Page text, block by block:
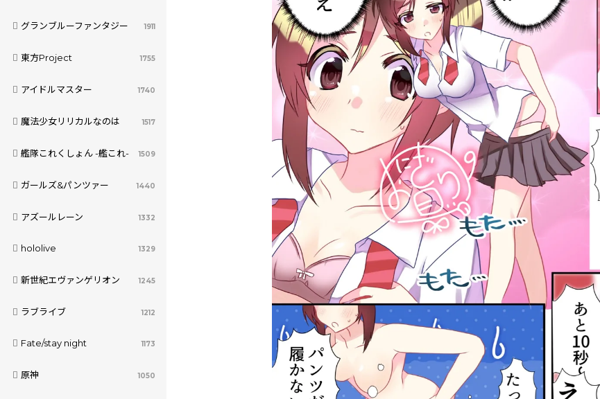
グランブルーファンタジー 1911
東方Project 1755
アイドルマスター 1740
魔法少女リリカルなのは 1517
艦隊これくしょん -艦これ- 1509
ガールズ&パンツァー 1440
アズールレーン 1332
hololive 1329
新世紀エヴァンゲリオン 1245
ラブライブ 1212
Fate/stay night 1173
原神 1050